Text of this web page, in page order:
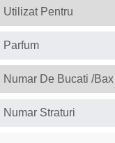
Utilizat Pentru
Parfum
Numar De Bucati /Bax
Numar Straturi